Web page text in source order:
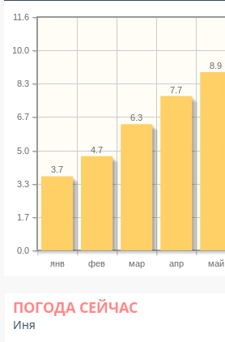
янв фев мар апр май
0.0
1.7
3.3
5.0
6.7
8.3
10.0
11.6
8.9
7.7
6.3
4.7
3.7
ПОГОДА СЕЙЧАС
Иня